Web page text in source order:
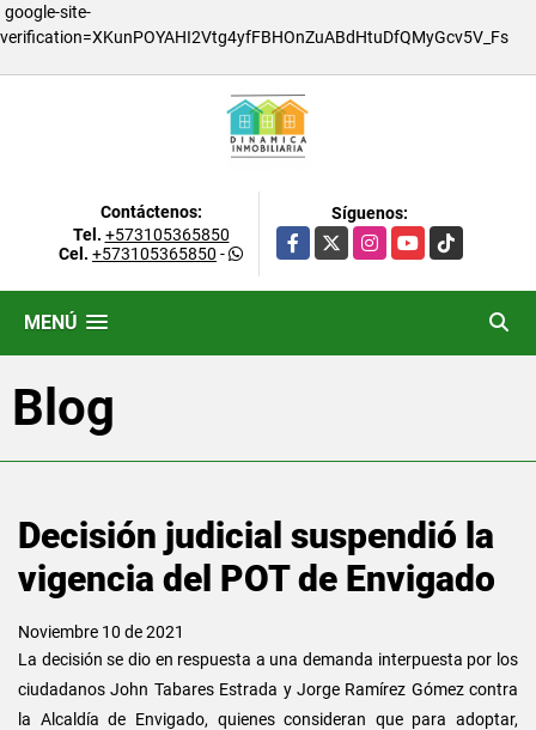
google-site-
verification=XKunPOYAHI2Vtg4yfFBHOnZuABdHtuDfQMyGcv5V_Fs
Contáctenos:
Tel. +573105365850
Cel. +573105365850 -
Síguenos:
Facebook
X InstagramYouTubeTikTok
MENÚ
Blog
Decisión judicial suspendió la
vigencia del POT de Envigado
Noviembre 10 de 2021
La decisión se dio en respuesta a una demanda interpuesta por los
ciudadanos John Tabares Estrada y Jorge Ramírez Gómez contra
la Alcaldía de Envigado, quienes consideran que para adoptar,